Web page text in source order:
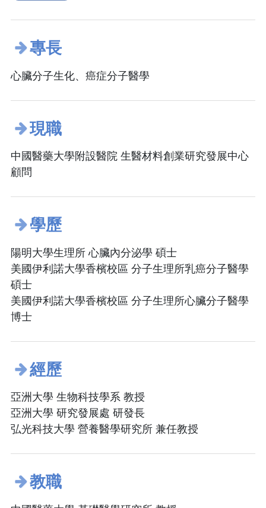
專長
心臟分子生化、癌症分子醫學
現職
中國醫藥大學附設醫院 生醫材料創業研究發展中心
顧問
學歷
陽明大學生理所 心臟內分泌學 碩士
美國伊利諾大學香檳校區 分子生理所乳癌分子醫學
碩士
美國伊利諾大學香檳校區 分子生理所心臟分子醫學
博士
經歷
亞洲大學 生物科技學系 教授
亞洲大學 研究發展處 研發長
弘光科技大學 營養醫學研究所 兼任教授
教職